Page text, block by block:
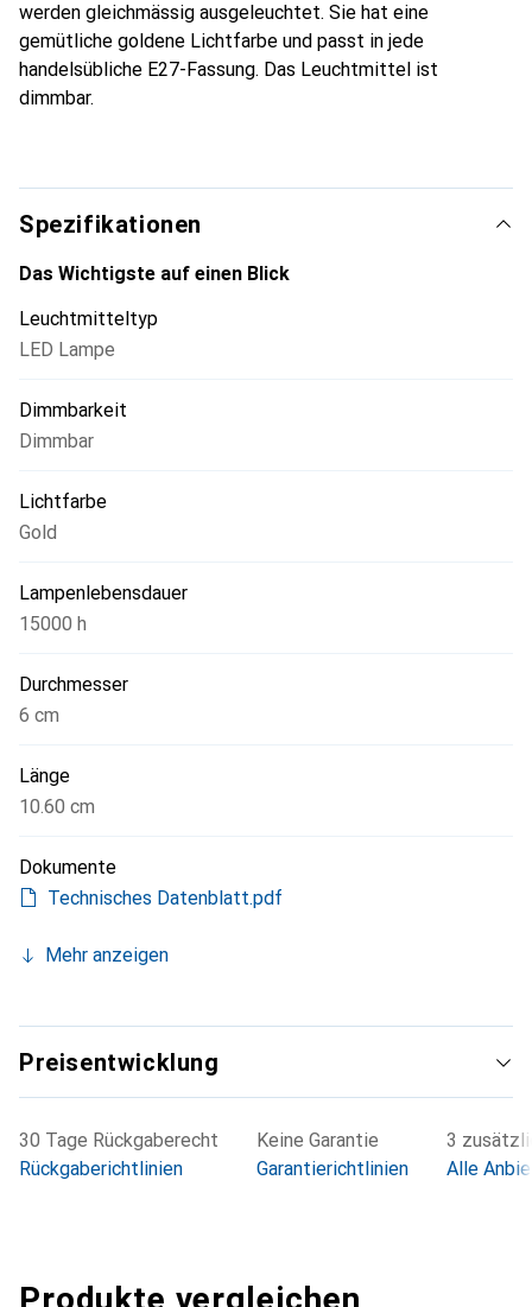
werden gleichmässig ausgeleuchtet. Sie hat eine
gemütliche goldene Lichtfarbe und passt in jede
handelsübliche E27-Fassung. Das Leuchtmittel ist
dimmbar.
Spezifikationen
Das Wichtigste auf einen Blick
Leuchtmitteltyp
LED Lampe
Dimmbarkeit
Dimmbar
Lichtfarbe
Gold
Lampenlebensdauer
15000 h
Durchmesser
6 cm
Länge
10.60 cm
Dokumente
Technisches Datenblatt.pdf
Mehr anzeigen
Preisentwicklung
30 Tage Rückgaberecht
Rückgaberichtlinien
Keine Garantie
Garantierichtlinien
3
Alle